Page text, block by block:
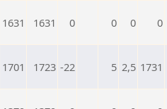
1631 1631 0 0 0 0
1701 1723 -22 5 2,5 1731